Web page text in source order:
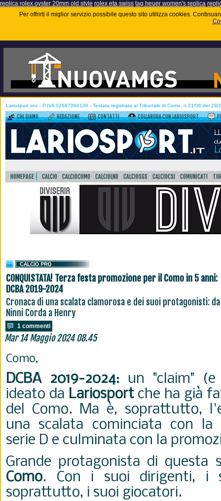
replica rolex oyster 20mm old style rolex eta swiss tag heuer women's replica
Per offrirti il miglior servizio possibile questo sito utilizza cookies.
Lariosport snc - P.IVA 02687090130 - Testata registrata al Tribunale di Como, n.21/06 del 29/
CHI SIAMO REDAZIONE CONTATTI COLLABORA CON LARIOSPORT
HOMEPAGE CALCIO CALCIOCOMO CALCIOLND CALCIOSGS CALCIOCSI COMUNICATI
CONQUISTATA! Terza festa promozione per il Como in 5 anni:
DCBA 2019-2024
Cronaca di una scalata clamorosa e dei suoi protagonisti: da
Ninni Corda a Henry
1 commenti
Mar 14 Maggio 2024 08.45
Como,
DCBA 2019-2024: un "claim"
ideato da Lariosportche ha già
del Como. Ma è, soprattutto,
una scalata cominciata con la
serie D e culminata con la
Grande protagonista di questa
Como. Con i suoi dirigenti, i
soprattutto, i suoi giocatori.